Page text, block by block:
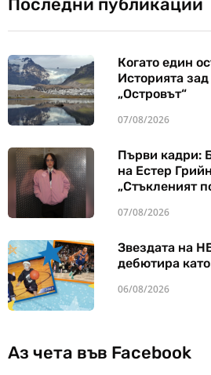
Последни публикации
Когато един
Историята
„Островът“
07/08/2026
Първи кадри:
на Естер
„Стъкленият
07/08/2026
Звездата на
дебютира
06/08/2026
Аз чета във Facebook